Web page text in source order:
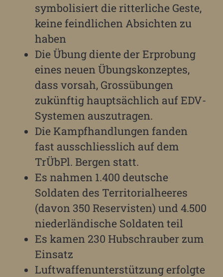
symbolisiert die ritterliche Geste,
keine feindlichen Absichten zu
haben
Die Übung diente der Erprobung
eines neuen Übungskonzeptes,
dass vorsah, Grossübungen
zukünftig hauptsächlich auf EDV-
Systemen auszutragen.
Die Kampfhandlungen fanden
fast ausschliesslich auf dem
TrÜbPl. Bergen statt.
Es nahmen 1.400 deutsche
Soldaten des Territorialheeres
(davon 350 Reservisten) und 4.500
niederländische Soldaten teil
Es kamen 230 Hubschrauber zum
Einsatz
Luftwaffenunterstützung erfolgte